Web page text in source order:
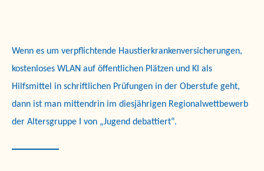
Wenn es um verpflichtende Haustierkrankenversicherungen,
kostenloses WLAN auf öffentlichen Plätzen und KI als
Hilfsmittel in schriftlichen Prüfungen in der Oberstufe geht,
dann ist man mittendrin im diesjährigen Regionalwettbewerb
der Altersgruppe I von „Jugend debattiert“.